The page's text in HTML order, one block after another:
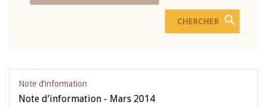
Note d’information
Note d’information - Mars 2014